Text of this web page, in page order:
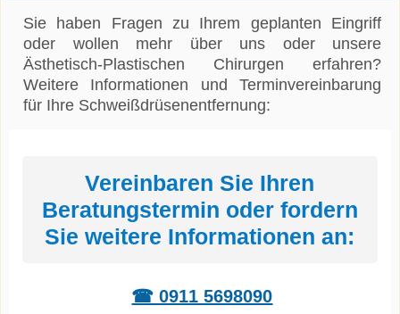
Sie haben Fragen zu Ihrem geplanten Eingriff
oder wollen mehr über uns oder unsere
Ästhetisch-Plastischen Chirurgen erfahren?
Weitere Informationen und Terminvereinbarung
für Ihre Schweißdrüsenentfernung:
Vereinbaren Sie Ihren
Beratungstermin oder fordern
Sie weitere Informationen an:
☎ 0911 5698090